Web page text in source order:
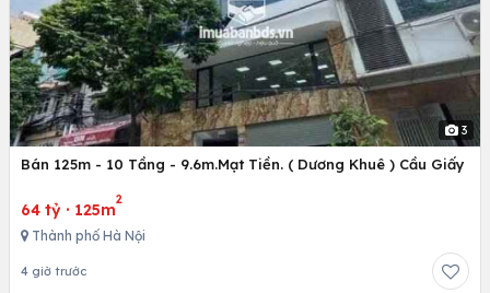
3
Bán 125m - 10 Tầng - 9.6m.Mạt Tiền. ( Dương Khuê ) Cầu Giấy
64 tỷ · 125m
2
Thành phố Hà Nội
4 giờ trước